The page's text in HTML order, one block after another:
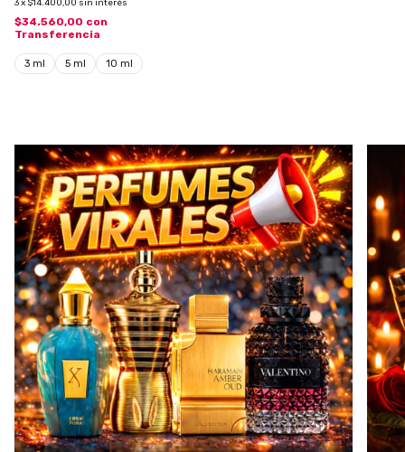
3x $14.400,00 sin interés
$34.560,00 con
Transferencia
3 ml 5 ml 10 ml